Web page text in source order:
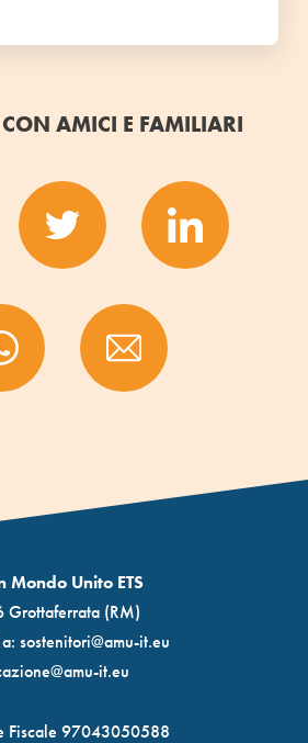
AMICI E FAMILIARI
Unito ETS
(RM)
sostenitori@amu-it.eu
it.eu
Fiscale 97043050588